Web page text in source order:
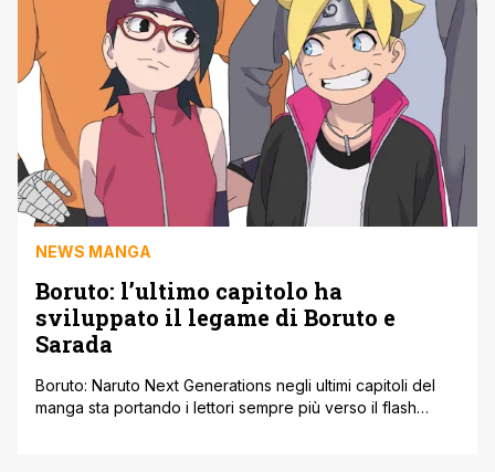
NEWS MANGA
Boruto: l’ultimo capitolo ha
sviluppato il legame di Boruto e
Sarada
Boruto: Naruto Next Generations negli ultimi capitoli del
manga sta portando i lettori sempre più verso il flash